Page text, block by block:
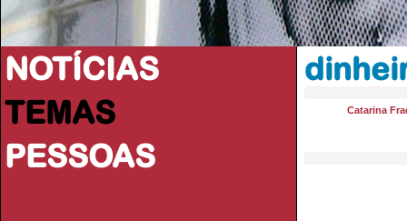
NOTÍCIAS
TEMAS
PESSOAS
Catarina